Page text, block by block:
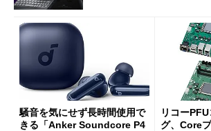
騒音を気にせず長時間使用で
きる「Anker Soundcore P4
リコー
グ、Core